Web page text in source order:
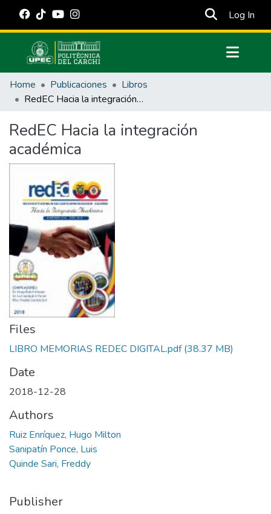
Log In
Communities & Collections
All of DSpace
Estadísticas Externas
Manuales
Home Publicaciones
Libros
RedEC Hacia la integración académica
RedEC Hacia la integración
académica
Files
LIBRO MEMORIAS REDEC DIGITAL.pdf(38.37 MB)
Date
2018-12-28
Authors
Ruiz Enríquez, Hugo Milton
Sanipatín Ponce, Luis
Quinde Sari, Freddy
Publisher